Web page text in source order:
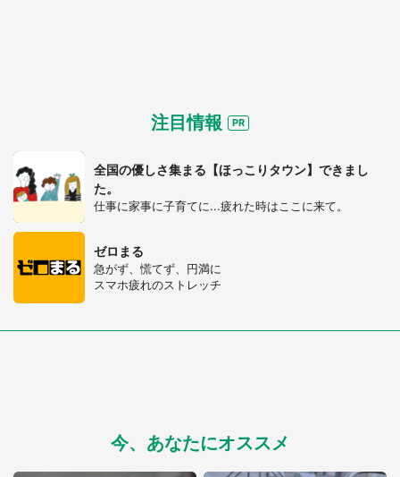
注目情報
全国の優しさ集まる【ほっこりタウン】できまし
た。
仕事に家事に子育てに...疲れた時はここに来て。
ゼロまる
急がず、慌てず、円満に
スマホ疲れのストレッチ
今、あなたにオススメ